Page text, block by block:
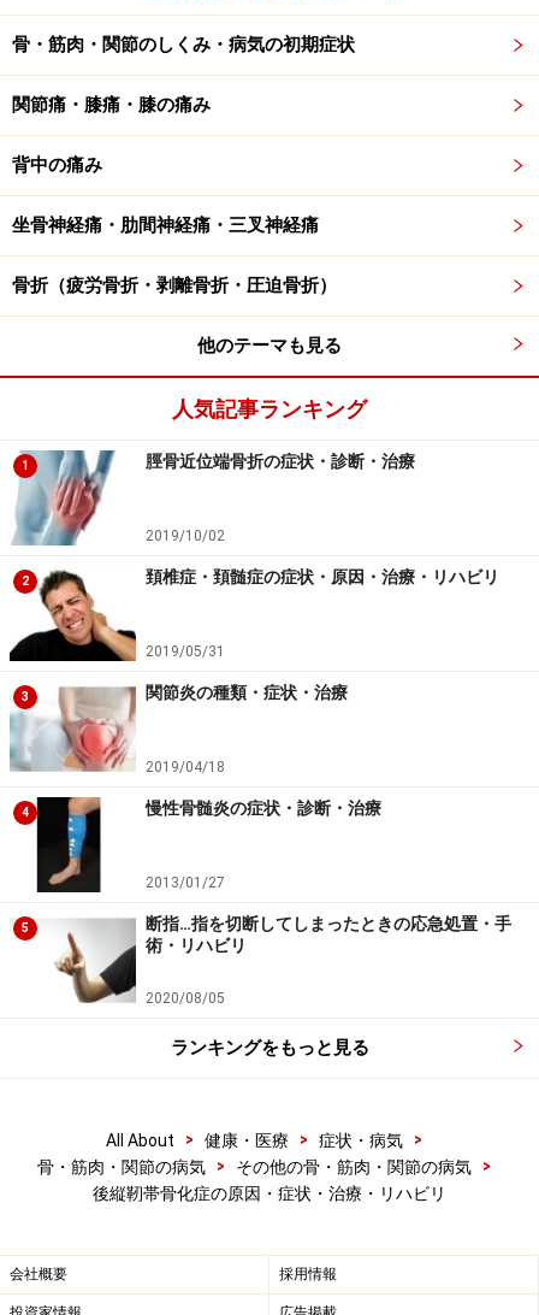
た。
そのため専門的治療を考慮して、クリニックの紹介で総
合病院の整形外科外来を受診しました。
脊髄はMRIの方が診断能力が高いのですが、骨化した後
縦靭帯を診断するにはCTの方が有用です。総合病院では
頚部のCTを施行しました。
頚部CT像。第5頚椎で後縦靭帯が骨化していることがわ
CTで初めて後縦靭帯骨化症の診断がつきました。大きな
骨化部位は第5頚椎の1ヵ所です。後縦靭帯骨化症と頚髄
症の合併と診断されました。
後縦靭帯骨化症の治療
■安静
後縦靭帯骨化症の症状は、突然の疼痛とその後の著明な
疼痛の軽減ないし完全な消失が特徴。あわてて治療を進
めるのではなく、我慢できる範囲の疼痛などであれば安
静にして経過をみるのも一つの選択です。
■鎮痛薬
ボルタレン、ロキソニンなど非ステロイド消炎鎮痛薬
（NSAIDと省略されます）を用います。
・ボルタレン…1錠15.3円で1日3回食後に服用。副作用は
胃部不快感、浮腫、発疹、ショック、消化管潰瘍、再生
ゼ、重症喘息発作（アスピリン喘息）、間質性肺炎、う
っ血性心不全、心筋梗塞、無菌性髄膜炎、肝障害、ライ
症候群など重症な脳障害、横紋筋融解症、脳血管障害胃
・ロキソニン…1錠22.3円で1日3回食後に服用。副作用は
骨・筋肉・関節のしくみ・病気の初期症状
関節痛・膝痛・膝の痛み
背中の痛み
坐骨神経痛・肋間神経痛・三叉神経痛
骨折（疲労骨折・剥離骨折・圧迫骨折）
他のテーマも見る
人気記事ランキング
1 脛骨近位端骨折の症状・診断・治療
2019/10/02
2 頚椎症・頚髄症の症状・原因・治療・リハビリ
2019/05/31
3 関節炎の種類・症状・治療
2019/04/18
4 慢性骨髄炎の症状・診断・治療
2013/01/27
5
断指…指を切断してしまったときの応急処置・手
術・リハビリ
2020/08/05
ランキングをもっと見る
All About > 健康・医療 > 症状・病気
>
骨・筋肉・関節の病気
> その他の骨・筋肉・関節の病気
>
後縦靭帯骨化症の原因・症状・治療・リハビリ
会社概要 採用情報